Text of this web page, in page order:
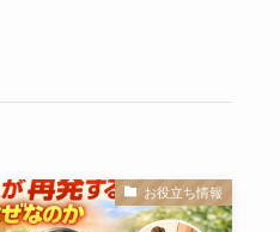
お役立ち情報